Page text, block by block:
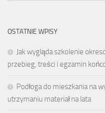
OSTATNIE WPISY
Jak wygląda szkolenie
przebieg, treści i egzamin
Podłoga do mieszkania na
utrzymaniu materiał na lata